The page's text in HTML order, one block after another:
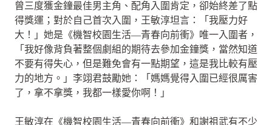
曾三度獲金鐘最佳男主角、配角入圍肯定，卻始終差了點
得獎運；對於自己首次入圍，王敏淳坦言：「我壓力好
大！」她是《機智校園生活—青春向前衝》唯一入圍者，
「我好像背負著整個劇組的期待去參加金鐘獎，當然知道
不要有得失心，但是難免會有一點期望，這是我比較有壓
力的地方。」李翊君鼓勵她：「媽媽覺得入圍已經很厲害
了，拿不拿獎，我都一樣愛你啊！」
王敏淳在《機智校園生活—青春向前衝》和謝祖武有不少